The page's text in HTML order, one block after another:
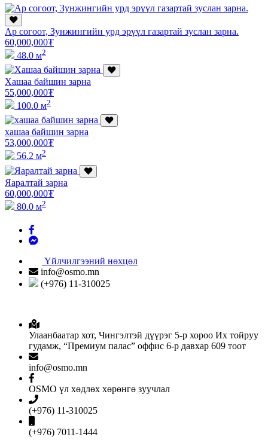
Ар согоот, Зунжингийн урд эрүүл газартай зуслан зарна.
60,000,000₮
48.0 м2
Хашаа байшин зарна
55,000,000₮
100.0 м2
хашаа байшин зарна
53,000,000₮
56.2 м2
Яаралтай зарна
60,000,000₮
80.0 м2
Үйлчилгээний нөхцөл
info@osmo.mn
(+976) 11-310025
Улаанбаатар хот, Чингэлтэй дүүрэг 5-р хороо Их тойруу
гудамж, “Премиум палас” оффис 6-р давхар 609 тоот
info@osmo.mn
OSMO үл хөдлөх хөрөнгө зуучлал
(+976) 11-310025
(+976) 7011-1444